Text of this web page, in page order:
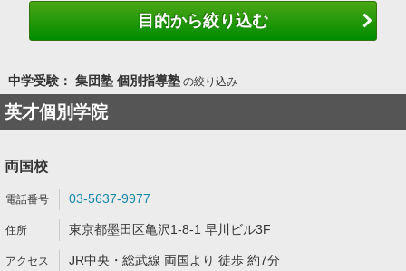
目的から絞り込む
中学受験： 集団塾 個別指導塾の絞り込み
英才個別学院
両国校
03-5637-9977
東京都墨田区亀沢1-8-1 早川ビル3F
JR中央・総武線 両国より 徒歩 約7分